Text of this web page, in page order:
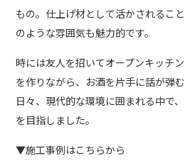
もの。仕上げ材として活かされるこ
のような雰囲気も魅力的です。
時には友人を招いてオープンキッチ
を作りながら、お酒を片手に話が弾む
日々、現代的な環境に囲まれる中で
を目指しました。
▼施工事例はこちらから